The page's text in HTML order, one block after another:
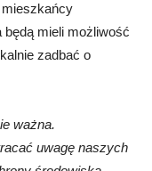
mieli możliwość
zadbać o
ważna.
uwagę naszych